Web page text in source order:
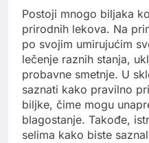
Postoji mnogo biljaka
prirodnih lekova. Na
po svojim umirujućim
lečenje raznih stanja,
probavne smetnje. U
saznati kako pravilno
biljke, čime mogu
blagostanje. Takođe,
selima kako biste